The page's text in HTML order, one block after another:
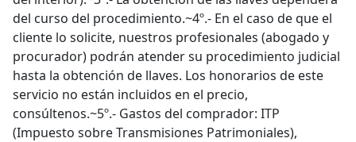
del curso del procedimiento.~4º.- En el caso de que el
cliente lo solicite, nuestros profesionales (abogado y
procurador) podrán atender su procedimiento judicial
hasta la obtención de llaves. Los honorarios de este
servicio no están incluidos en el precio,
consúltenos.~5º.- Gastos del comprador: ITP
(Impuesto sobre Transmisiones Patrimoniales),